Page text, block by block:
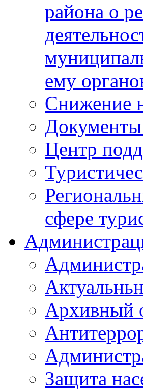
района о
ему
Снижение
Документы
Центр
сфере
Архивный
Защита